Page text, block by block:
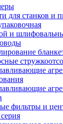
для станков и
и
фильтры и